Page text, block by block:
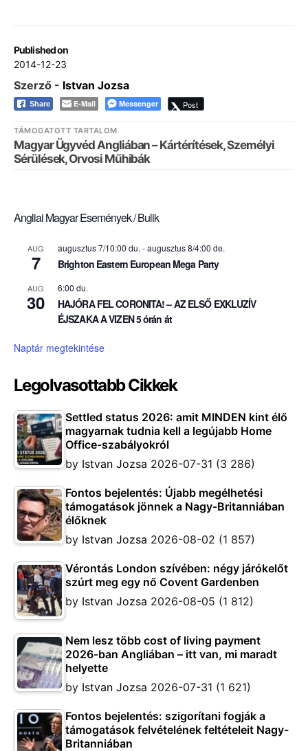
Published on
2014-12-23
Szerző - Istvan Jozsa
Share E-Mail Messenger Post
TÁMOGATOTT TARTALOM
Magyar Ügyvéd Angliában – Kártérítések, Személyi
Sérülések, Orvosi Műhibák
Angliai Magyar Események / Bulik
AUG
7
augusztus 7/10:00 du. -augusztus 8/4:00 de.
Brighton Eastern European Mega Party
AUG
30
6:00 du.
HAJÓRA FEL CORONITA! – AZ ELSŐ EXKLUZÍV
ÉJSZAKA A VIZEN 5 órán át
Naptár megtekintése
Legolvasottabb Cikkek
Settled status 2026: amit MINDEN kint élő
magyarnak tudnia kell a legújabb Home
Office-szabályokról
by Istvan Jozsa 2026-07-31 (3 286)
Fontos bejelentés: Újabb megélhetési
támogatások jönnek a Nagy-Britanniában
élőknek
by Istvan Jozsa 2026-08-02 (1 857)
Vérontás London szívében: négy járókelőt
szúrt meg egy nő Covent Gardenben
by Istvan Jozsa 2026-08-05 (1 812)
Nem lesz több cost of living payment
2026-ban Angliában – itt van, mi maradt
helyette
by Istvan Jozsa 2026-07-31 (1 621)
Fontos bejelentés: szigorítani fogják a
támogatások felvételének feltételeit Nagy-
Britanniában